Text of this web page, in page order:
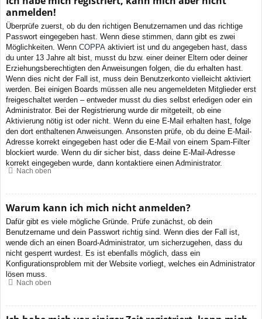
anmelden!
Überprüfe zuerst, ob du den richtigen Benutzernamen und das richtige
Passwort eingegeben hast. Wenn diese stimmen, dann gibt es zwei
Möglichkeiten. Wenn COPPA aktiviert ist und du angegeben hast, dass
du unter 13 Jahre alt bist, musst du bzw. einer deiner Eltern oder deiner
Erziehungsberechtigten den Anweisungen folgen, die du erhalten hast.
Wenn dies nicht der Fall ist, muss dein Benutzerkonto vielleicht aktiviert
werden. Bei einigen Boards müssen alle neu angemeldeten Mitglieder erst
freigeschaltet werden – entweder musst du dies selbst erledigen oder ein
Administrator. Bei der Registrierung wurde dir mitgeteilt, ob eine
Aktivierung nötig ist oder nicht. Wenn du eine E-Mail erhalten hast, folge
den dort enthaltenen Anweisungen. Ansonsten prüfe, ob du deine E-Mail-
Adresse korrekt eingegeben hast oder die E-Mail von einem Spam-Filter
blockiert wurde. Wenn du dir sicher bist, dass deine E-Mail-Adresse
korrekt eingegeben wurde, dann kontaktiere einen Administrator.
Nach oben
Warum kann ich mich nicht anmelden?
Dafür gibt es viele mögliche Gründe. Prüfe zunächst, ob dein
Benutzername und dein Passwort richtig sind. Wenn dies der Fall ist,
wende dich an einen Board-Administrator, um sicherzugehen, dass du
nicht gesperrt wurdest. Es ist ebenfalls möglich, dass ein
Konfigurationsproblem mit der Website vorliegt, welches ein Administrator
lösen muss.
Nach oben